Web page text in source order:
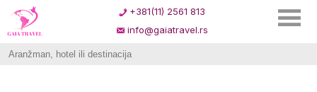
+381(11) 2561 813
info@gaiatravel.rs